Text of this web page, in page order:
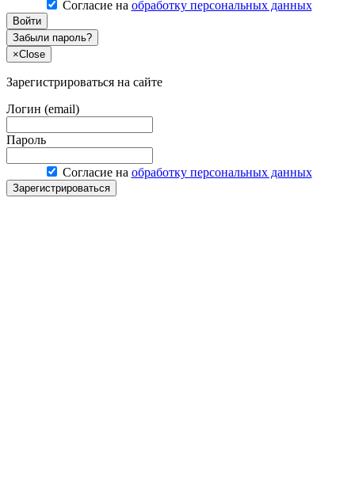
Согласие на обработку персональных данных
Войти
Забыли пароль?
×Close
Зарегистрироваться на сайте
Логин (email)
Пароль
Согласие на обработку персональных данных
Зарегистрироваться